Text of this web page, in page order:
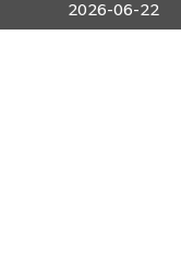
2026-06-22